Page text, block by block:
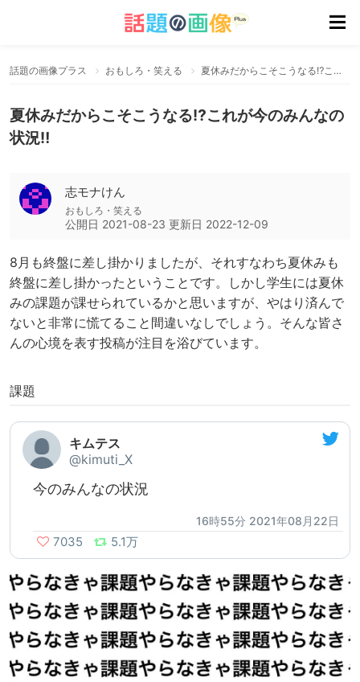
話題の画像プラス おもしろ・笑える 夏休みだからこそこうなる⁉これが今のみんなの状況‼
夏休みだからこそこうなる⁉これが今のみんなの
状況‼
志モナけん
おもしろ・笑える
公開日 2021-08-23 更新日 2022-12-09
8月も終盤に差し掛かりましたが、それすなわち夏休みも
終盤に差し掛かったということです。しかし学生には夏休
みの課題が課せられているかと思いますが、やはり済んで
ないと非常に慌てること間違いなしでしょう。そんな皆さ
んの心境を表す投稿が注目を浴びています。
課題
キムテス
@kimuti_X
今のみんなの状況
16時55分 2021年08月22日
7035 5.1万